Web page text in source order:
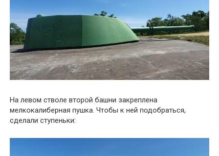
На левом стволе второй башни закреплена
мелкокалиберная пушка. Чтобы к ней подобраться,
сделали ступеньки: